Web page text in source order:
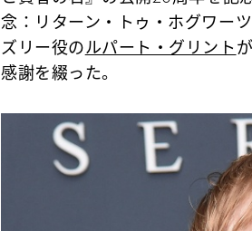
念：リターン・トゥ・ホグワー
ズリー役のルパート・グリント
感謝を綴った。